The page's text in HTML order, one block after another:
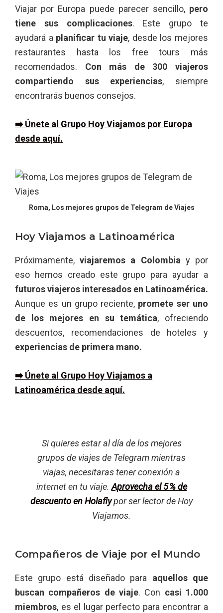
Viajar por Europa puede parecer sencillo, pero
tiene sus complicaciones. Este grupo te
ayudará aplanificar tu viaje, desde los mejores
restaurantes hasta los free tours más
recomendados. Con más de 300 viajeros
compartiendo sus experiencias, siempre
encontrarás buenos consejos.
➡️ Únete al Grupo Hoy Viajamos por Europa
desde aquí.
Roma, Los mejores grupos de Telegram de Viajes
Hoy Viajamos a Latinoamérica
Próximamente,viajaremos a Colombiay por
eso hemos creado este grupo para ayudar a
futuros viajeros interesados en Latinoamérica.
Aunque es un grupo reciente, promete ser uno
de los mejores en su temática, ofreciendo
descuentos, recomendaciones de hoteles y
experiencias de primera mano.
➡️ Únete al Grupo Hoy Viajamos a
Latinoamérica desde aquí.
Si quieres estar al día de los mejores
grupos de viajes de Telegram mientras
viajas, necesitaras tener conexión a
internet en tu viaje.Aprovecha el 5 % de
descuento en Holaflypor ser lector de Hoy
Viajamos.
Compañeros de Viaje por el Mundo
Este grupo está diseñado para aquellos que
buscan compañeros de viaje. Con casi 1.000
miembros, es el lugar perfecto para encontrar a